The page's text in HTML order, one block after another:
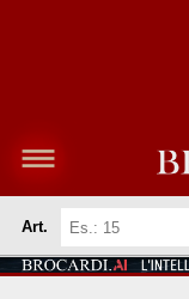
Art.